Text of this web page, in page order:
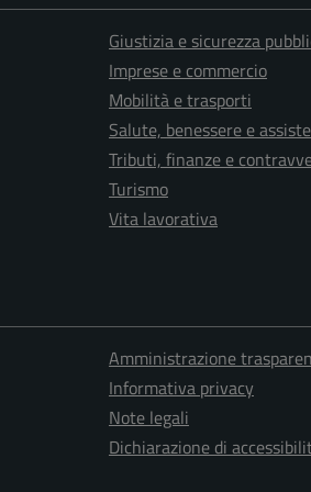
Giustizia e sicurezza
Imprese e commercio
Mobilità e trasporti
Salute, benessere e
Tributi, finanze e
Turismo
Vita lavorativa
Amministrazione
Informativa privacy
Note legali
Dichiarazione di